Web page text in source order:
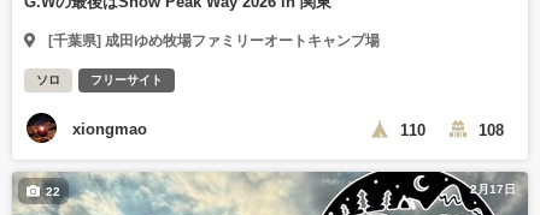
[千葉県] 成田ゆめ牧場ファミリーオートキャンプ場
ソロ フリーサイト
xiongmao 110 108
2月17日
22